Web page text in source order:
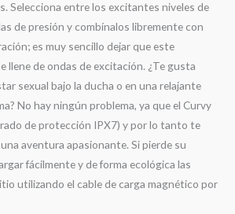
Selecciona entre los excitantes niveles de
de presión y combínalos libremente con
es muy sencillo dejar que este
llene de ondas de excitación. ¿Te gusta
sexual bajo la ducha o en una relajante
No hay ningún problema, ya que el Curvy
de protección IPX7) y por lo tanto te
aventura apasionante. Si pierde su
fácilmente y de forma ecológica las
utilizando el cable de carga magnético por